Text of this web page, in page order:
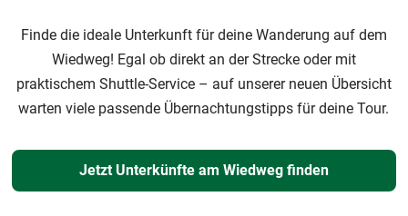
Finde die ideale Unterkunft für deine Wanderung auf dem
Wiedweg! Egal ob direkt an der Strecke oder mit
praktischem Shuttle-Service – auf unserer neuen Übersicht
warten viele passende Übernachtungstipps für deine Tour.
Jetzt Unterkünfte am Wiedweg finden